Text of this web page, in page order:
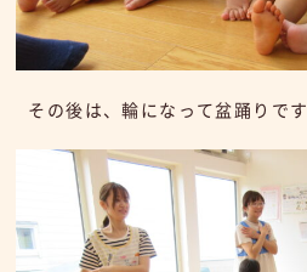
その後は、輪になって盆踊りです